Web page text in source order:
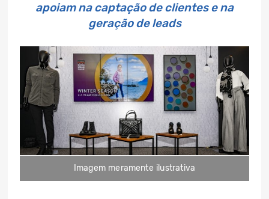
apoiam na captação de clientes e na
geração de leads
Imagem meramente ilustrativa